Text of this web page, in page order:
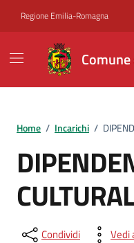
Regione Emilia-Romagna
Home / Incarichi /
Condividi Vedi